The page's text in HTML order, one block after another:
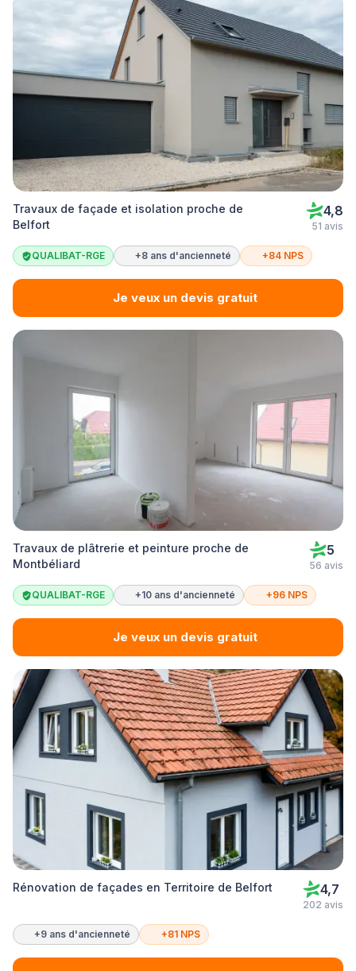
Travaux de façade et isolation proche de
Belfort
4,8
51 avis
QUALIBAT-RGE +8 ans d'ancienneté +84 NPS
Je veux un devis gratuit
Travaux de plâtrerie et peinture proche de
Montbéliard
5
56 avis
QUALIBAT-RGE +10 ans d'ancienneté +96 NPS
Je veux un devis gratuit
Rénovation de façades en Territoire de Belfort 4,7
202 avis
+9 ans d'ancienneté +81 NPS